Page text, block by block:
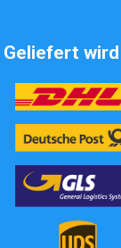
Geliefert